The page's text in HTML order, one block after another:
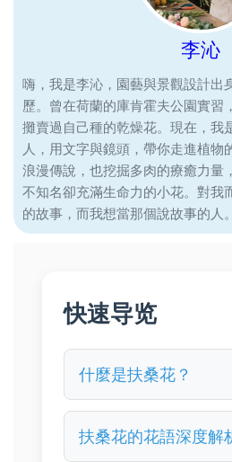
李沁
嗨，我是李沁，園藝與景觀設計出
歷。曾在荷蘭的庫肯霍夫公園實習
攤賣過自己種的乾燥花。現在，我
人，用文字與鏡頭，帶你走進植物
浪漫傳說，也挖掘多肉的療癒力量
不知名卻充滿生命力的小花。對我
的故事，而我想當那個說故事的人。
快速导览
什麼是扶桑花？
扶桑花的花語深度解